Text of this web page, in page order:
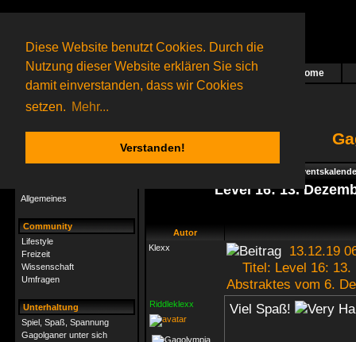
Diese Website benutzt Cookies. Durch die
Nutzung dieser Website erklären Sie sich
damit einverstanden, dass wir Cookies
setzen. Mehr...
Verstanden!
Das nächste Rätsel ist in Arbeit Home
86 Gagolganeronline(0 registrierte und 86 Gäste)
Gagolganer:
9732Rätsel online:
Allgemeines
Community
Lifestyle
Freizeit
Wissenschaft
Umfragen
Unterhaltung
Spiel, Spaß, Spannung
Gagolganer unter sich
Specials -
Level 16: 13.
Autor
Klexx
13.12.19
Titel: Level 16: 13.
Abstraktes vom 6.
Riddleklexx Viel Spaß!